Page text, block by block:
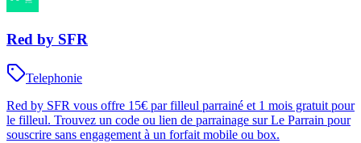
Red by SFR
Telephonie
Red by SFR vous offre 15€ par filleul parrainé et 1 mois gratuit pour
le filleul. Trouvez un code ou lien de parrainage sur Le Parrain pour
souscrire sans engagement à un forfait mobile ou box.